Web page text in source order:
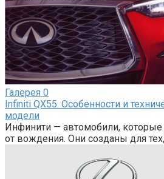
Галерея 0
Infiniti QX55. Особенности и
модели
Инфинити — автомобили, которые
от вождения. Они созданы для